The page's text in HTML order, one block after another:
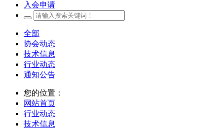
入会申请
全部
协会动态
技术信息
行业动态
通知公告
您的位置：
网站首页
行业动态
技术信息